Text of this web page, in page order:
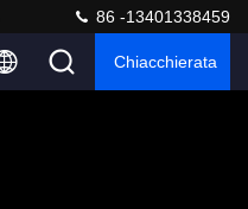
86 -13401338459
Chiacchierata